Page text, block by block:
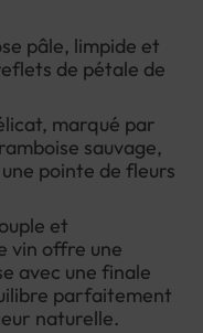
entre la
On y
de la
qui évoque
et les petits fruits
le compagnon
ce soit pour
pour accompagner
conseil du caviste
au frais deux
autant la glacer,
s'exprimer
pâle, limpide et
de pétale de
marqué par
sauvage,
pointe de fleurs
et
vin offre une
avec une finale
parfaitement
naturelle.